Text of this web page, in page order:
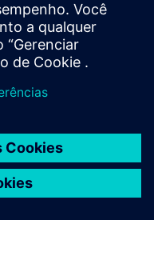
para implantações de